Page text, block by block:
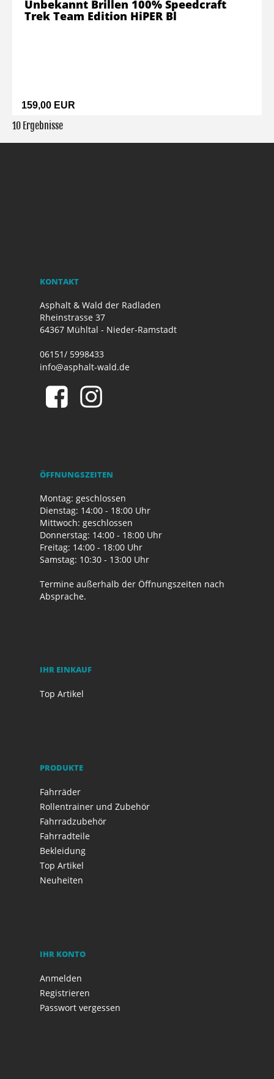
159,00 EUR
Unbekannt Brillen 100% Speedcraft
Trek Team Edition HiPER Bl
10 Ergebnisse
KONTAKT
Asphalt & Wald der Radladen
Rheinstrasse 37
64367 Mühltal - Nieder-Ramstadt
06151/ 5998433
info@asphalt-wald.de
ÖFFNUNGSZEITEN
Montag: geschlossen
Dienstag: 14:00 - 18:00 Uhr
Mittwoch: geschlossen
Donnerstag: 14:00 - 18:00 Uhr
Freitag: 14:00 - 18:00 Uhr
Samstag: 10:30 - 13:00 Uhr
Termine außerhalb der Öffnungszeiten nach
Absprache.
IHR EINKAUF
Top Artikel
PRODUKTE
Fahrräder
Rollentrainer und Zubehör
Fahrradzubehör
Fahrradteile
Bekleidung
Top Artikel
Neuheiten
IHR KONTO
Anmelden
Registrieren
Passwort vergessen